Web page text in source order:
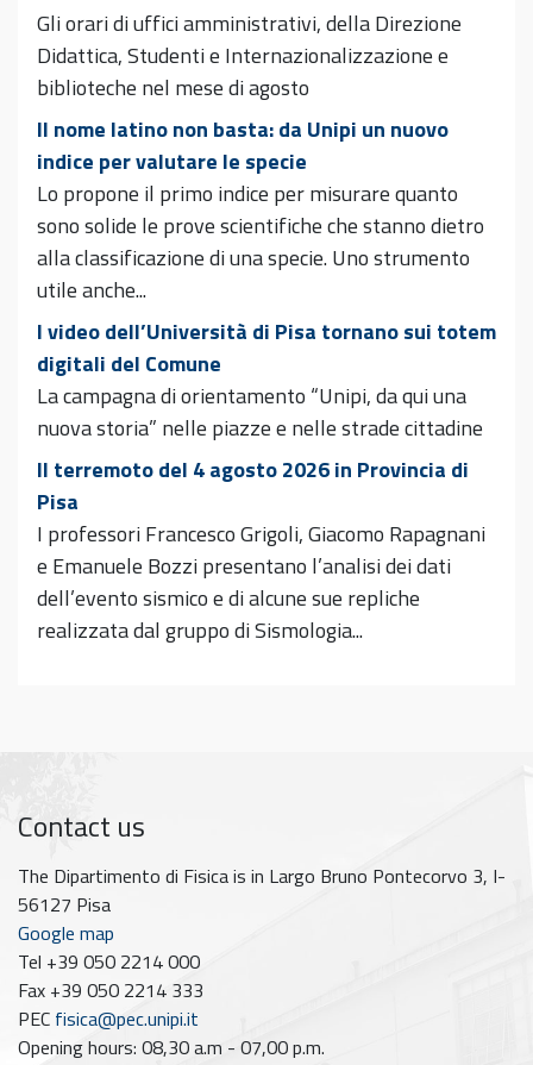
Gli orari di uffici amministrativi, della Direzione
Didattica, Studenti e Internazionalizzazione e
biblioteche nel mese di agosto
Il nome latino non basta: da Unipi un nuovo
indice per valutare le specie
Lo propone il primo indice per misurare quanto
sono solide le prove scientifiche che stanno dietro
alla classificazione di una specie. Uno strumento
utile anche...
I video dell’Università di Pisa tornano sui totem
digitali del Comune
La campagna di orientamento “Unipi, da qui una
nuova storia” nelle piazze e nelle strade cittadine
Il terremoto del 4 agosto 2026 in Provincia di
Pisa
I professori Francesco Grigoli, Giacomo Rapagnani
e Emanuele Bozzi presentano l’analisi dei dati
dell’evento sismico e di alcune sue repliche
realizzata dal gruppo di Sismologia...
Contact us
The Dipartimento di Fisica is in Largo Bruno Pontecorvo 3, I-
56127 Pisa
Google map
Tel +39 050 2214 000
Fax +39 050 2214 333
PEC fisica@pec.unipi.it
Opening hours: 08,30 a.m - 07,00 p.m.